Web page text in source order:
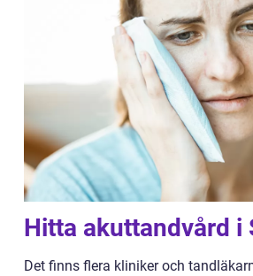
Hitta akuttandvård i
Det finns flera kliniker och